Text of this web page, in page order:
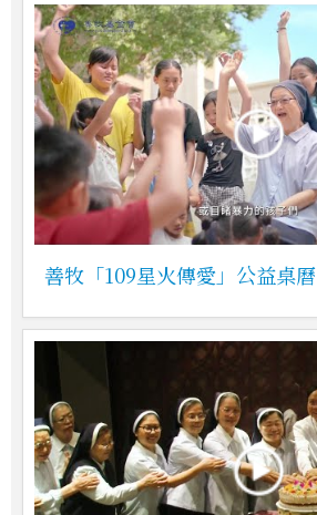
善牧「109星火傳愛」公益桌曆